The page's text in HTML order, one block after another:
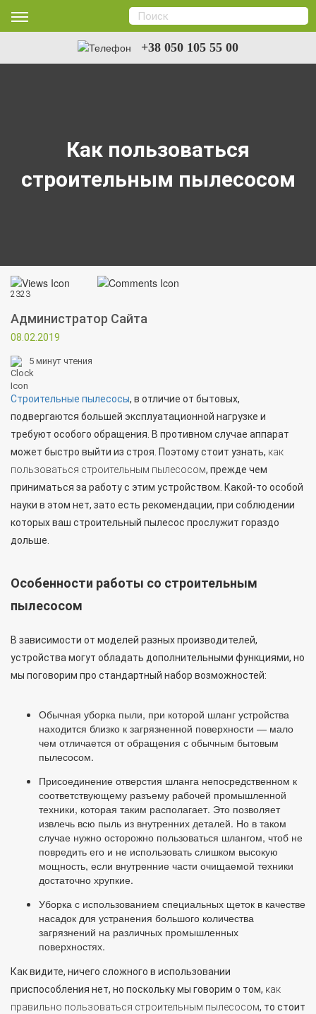
+38 050 105 55 00
Как пользоваться
строительным пылесосом
2323
Администратор Сайта
08.02.2019
5 минут чтения
Строительные пылесосы, в отличие от бытовых,
подвергаются большей эксплуатационной нагрузке и
требуют особого обращения. В противном случае аппарат
может быстро выйти из строя. Поэтому стоит узнать, как
пользоваться строительным пылесосом, прежде чем
приниматься за работу с этим устройством. Какой-то особой
науки в этом нет, зато есть рекомендации, при соблюдении
которых ваш строительный пылесос прослужит гораздо
дольше.
Особенности работы со строительным
пылесосом
В зависимости от моделей разных производителей,
устройства могут обладать дополнительными функциями, но
мы поговорим про стандартный набор возможностей:
Обычная уборка пыли, при которой шланг устройства
находится близко к загрязненной поверхности — мало
чем отличается от обращения с обычным бытовым
пылесосом.
Присоединение отверстия шланга непосредственном к
соответствующему разъему рабочей промышленной
техники, которая таким располагает. Это позволяет
извлечь всю пыль из внутренних деталей. Но в таком
случае нужно осторожно пользоваться шлангом, чтоб не
повредить его и не использовать слишком высокую
мощность, если внутренние части очищаемой техники
достаточно хрупкие.
Уборка с использованием специальных щеток в качестве
насадок для устранения большого количества
загрязнений на различных промышленных
поверхностях.
Как видите, ничего сложного в использовании
приспособления нет, но поскольку мы говорим о том, как
правильно пользоваться строительным пылесосом, то стоит